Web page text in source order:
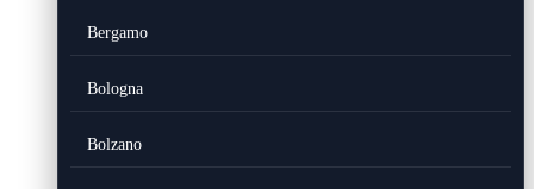
Bergamo
Bologna
Bolzano